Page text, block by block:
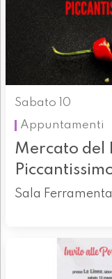
Sabato 10
Appuntamenti
Mercato del
Sala Ferramenta